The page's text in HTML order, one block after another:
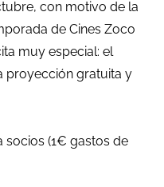
con motivo de la
de Cines Zoco
muy especial: el
proyección gratuita y
socios (1€ gastos de